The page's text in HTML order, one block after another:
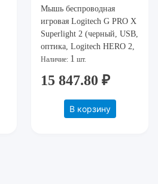
Мышь беспроводная
игровая Logitech G PRO X
Superlight 2 (черный, USB,
оптика, Logitech HERO 2,
32000 dpi, 4 кл) 910-
Наличие: 1 шт.
15 847.80 ₽
В корзину